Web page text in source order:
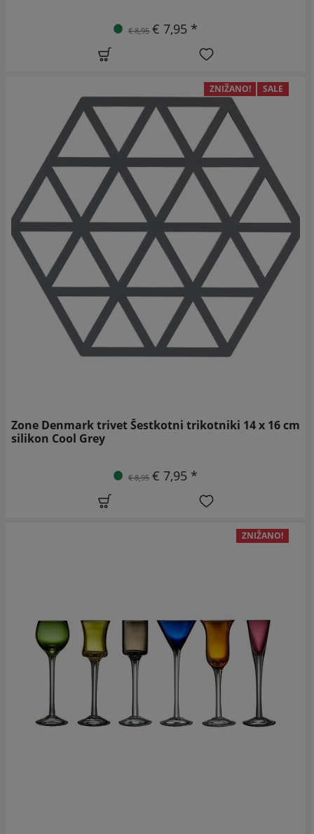
€ 8,95 € 7,95 *
ZNIŽANO! SALE
Zone Denmark trivet Šestkotni trikotniki 14 x 16 cm
silikon Cool Grey
€ 8,95 € 7,95 *
ZNIŽANO!